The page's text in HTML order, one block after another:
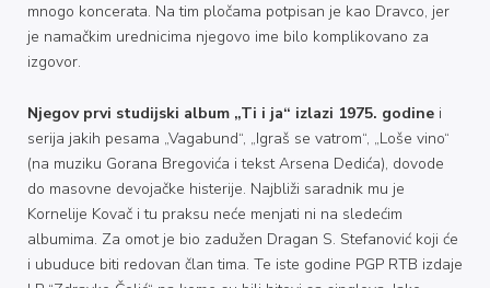
mnogo koncerata. Na tim pločama potpisan je kao Dravco, jer
je namačkim urednicima njegovo ime bilo komplikovano za
izgovor.
Njegov prvi studijski album „Ti i ja“ izlazi 1975. godine i
serija jakih pesama „Vagabund“, „Igraš se vatrom“, „Loše vino“
(na muziku Gorana Bregovića i tekst Arsena Dedića), dovode
do masovne devojačke histerije. Najbliži saradnik mu je
Kornelije Kovač i tu praksu neće menjati ni na sledećim
albumima. Za omot je bio zadužen Dragan S. Stefanović koji će
i ubuduce biti redovan član tima. Te iste godine PGP RTB izdaje